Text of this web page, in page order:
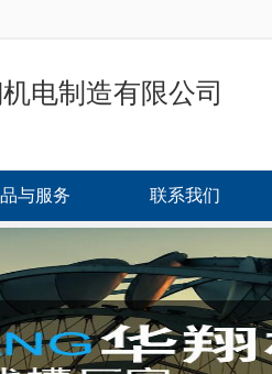
电制造有限公司
与服务 联系我们